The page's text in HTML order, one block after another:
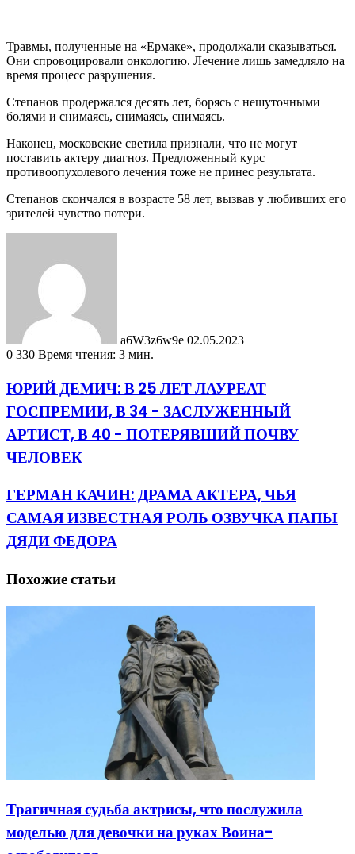
Травмы, полученные на «Ермаке», продолжали сказываться.
Они спровоцировали онкологию. Лечение лишь замедляло на
время процесс разрушения.
Степанов продержался десять лет, борясь с нешуточными
болями и снимаясь, снимаясь, снимаясь.
Наконец, московские светила признали, что не могут
поставить актеру диагноз. Предложенный курс
противоопухолевого лечения тоже не принес результата.
Степанов скончался в возрасте 58 лет, вызвав у любивших его
зрителей чувство потери.
a6W3z6w9e 02.05.2023
0 330 Время чтения: 3 мин.
ЮРИЙ ДЕМИЧ: В 25 ЛЕТ ЛАУРЕАТ
ГОСПРЕМИИ, В 34 - ЗАСЛУЖЕННЫЙ
АРТИСТ, В 40 - ПОТЕРЯВШИЙ ПОЧВУ
ЧЕЛОВЕК
ГЕРМАН КАЧИН: ДРАМА АКТЕРА, ЧЬЯ
САМАЯ ИЗВЕСТНАЯ РОЛЬ ОЗВУЧКА ПАПЫ
ДЯДИ ФЕДОРА
Похожие статьи
Трагичная судьба актрисы, что послужила
моделью для девочки на руках Воина-